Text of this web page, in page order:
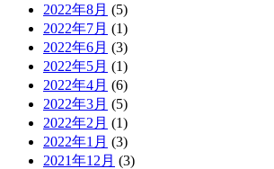
2022年8月 (5)
2022年7月 (1)
2022年6月 (3)
2022年5月 (1)
2022年4月 (6)
2022年3月 (5)
2022年2月 (1)
2022年1月 (3)
2021年12月 (3)